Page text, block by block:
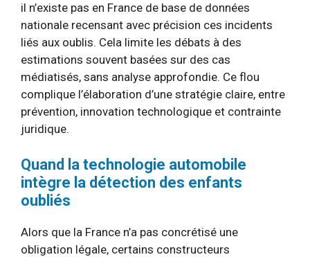
il n’existe pas en France de base de données
nationale recensant avec précision ces incidents
liés aux oublis. Cela limite les débats à des
estimations souvent basées sur des cas
médiatisés, sans analyse approfondie. Ce flou
complique l’élaboration d’une stratégie claire, entre
prévention, innovation technologique et contrainte
juridique.
Quand la technologie automobile
intègre la détection des enfants
oubliés
Alors que la France n’a pas concrétisé une
obligation légale, certains constructeurs